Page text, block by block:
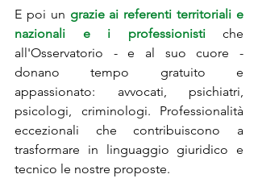
E poi un grazie ai referenti territoriali e
nazionali e i professionisti che
all'Osservatorio - e al suo cuore -
donano tempo gratuito e
appassionato: avvocati, psichiatri,
psicologi, criminologi. Professionalità
eccezionali che contribuiscono a
trasformare in linguaggio giuridico e
tecnico le nostre proposte.